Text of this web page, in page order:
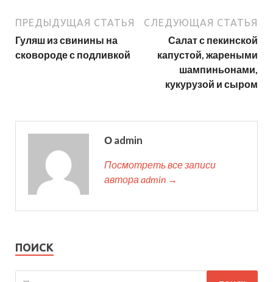
ПРЕДЫДУЩАЯ СТАТЬЯ
Гуляш из свинины на
сковороде с подливкой
СЛЕДУЮЩАЯ СТАТЬЯ
Салат с пекинской
капустой, жареными
шампиньонами,
кукурузой и сыром
О admin
Посмотреть все записи
автора admin →
ПОИСК